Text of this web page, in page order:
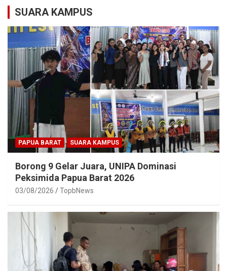
SUARA KAMPUS
PAPUA BARAT SUARA KAMPUS
Borong 9 Gelar Juara, UNIPA Dominasi
Peksimida Papua Barat 2026
03/08/2026 TopbNews